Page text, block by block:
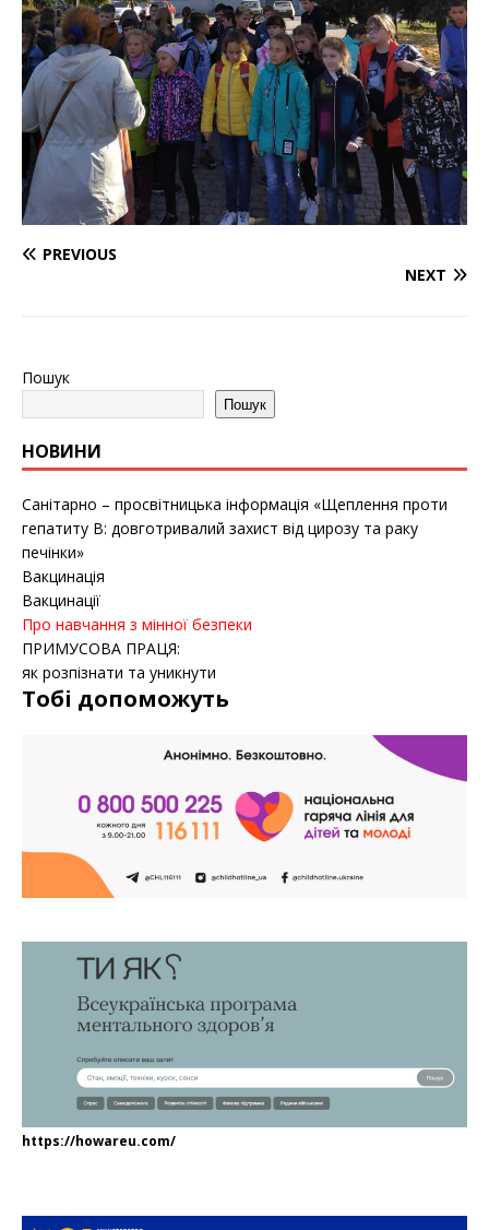
PREVIOUS
NEXT
Пошук
Пошук
НОВИНИ
Санітарно – просвітницька інформація «Щеплення проти
гепатиту B: довготривалий захист від цирозу та раку
печінки»
Вакцинація
Вакцинації
Про навчання з мінної безпеки
ПРИМУСОВА ПРАЦЯ:
як розпізнати та уникнути
Тобі допоможуть
https://howareu.com/